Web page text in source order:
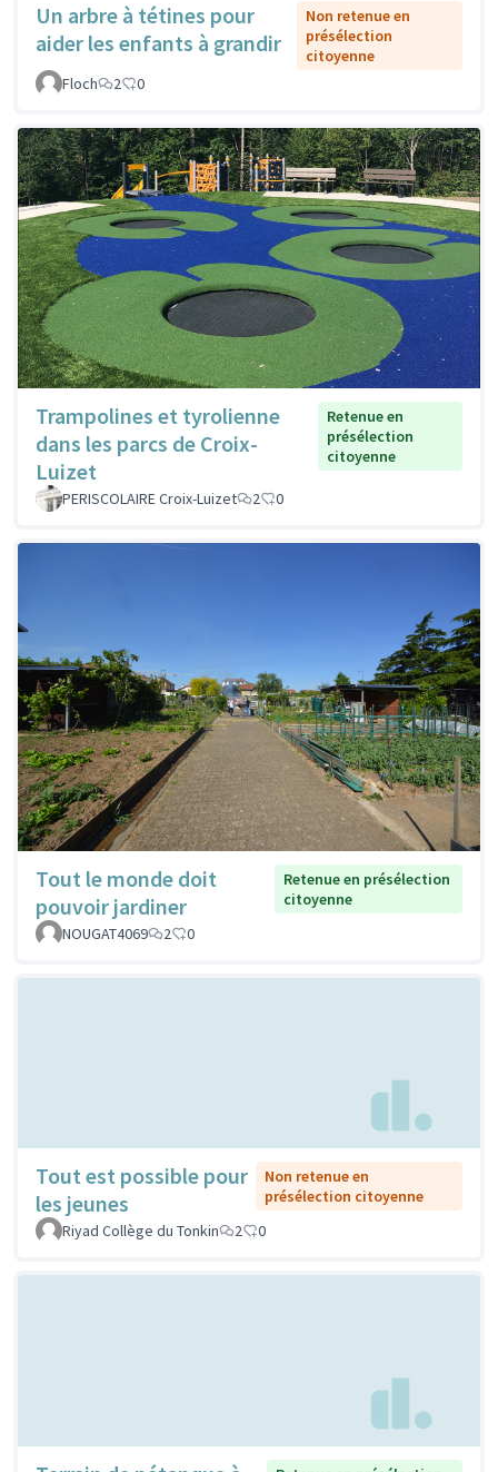
Un arbre à tétines pour
aider les enfants à grandir
Non retenue en
présélection
citoyenne
Floch
2 0
Trampolines et tyrolienne
dans les parcs de Croix-
Luizet
Retenue en
présélection
citoyenne
PERISCOLAIRE Croix-Luizet 2 0
Tout le monde doit
pouvoir jardiner
Retenue en présélection
citoyenne
NOUGAT4069
2 0
Tout est possible pour
les jeunes
Non retenue en
présélection citoyenne
Riyad Collège du Tonkin
2 0